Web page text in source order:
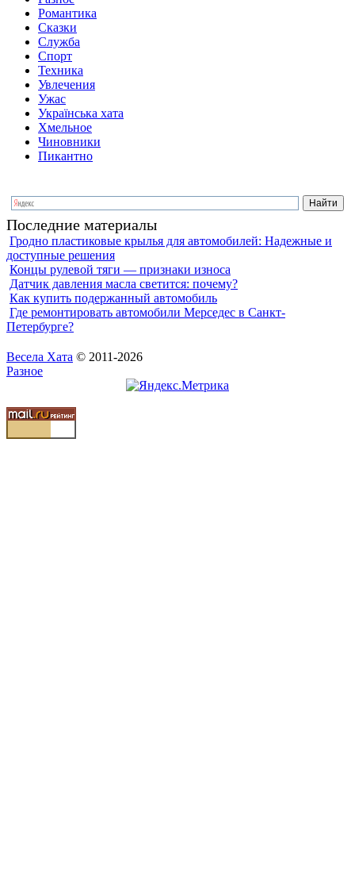
Романтика
Сказки
Служба
Спорт
Техника
Увлечения
Ужас
Українська хата
Хмельное
Чиновники
Пикантно
Последние материалы
Гродно пластиковые крылья для автомобилей: Надежные и
доступные решения
Концы рулевой тяги — признаки износа
Датчик давления масла светится: почему?
Как купить подержанный автомобиль
Где ремонтировать автомобили Мерседес в Санкт-
Петербурге?
Весела Хата © 2011-2026
Разное